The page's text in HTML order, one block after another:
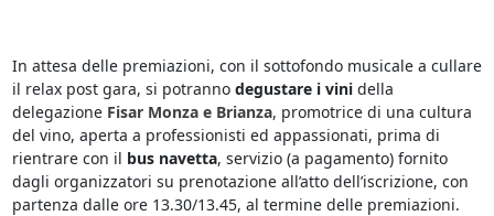
In attesa delle premiazioni, con il sottofondo musicale a cullare
il relax post gara, si potranno degustare i vinidella
delegazione Fisar Monza e Brianza, promotrice di una cultura
del vino, aperta a professionisti ed appassionati, prima di
rientrare con il bus navetta, servizio (a pagamento) fornito
dagli organizzatori su prenotazione all’atto dell’iscrizione, con
partenza dalle ore 13.30/13.45, al termine delle premiazioni.